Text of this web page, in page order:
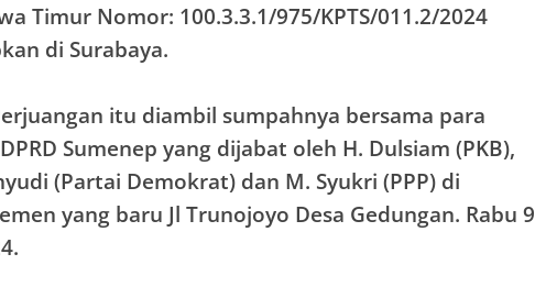
Timur Nomor: 100.3.3.1/975/KPTS/011.2/2024
di Surabaya.
itu diambil sumpahnya bersama para
Sumenep yang dijabat oleh H. Dulsiam (PKB),
(Partai Demokrat) dan M. Syukri (PPP) di
yang baru Jl Trunojoyo Desa Gedungan. Rabu 9